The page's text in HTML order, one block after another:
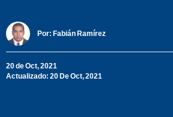
Por: Fabián Ramírez
20 de Oct, 2021
Actualizado: 20 De Oct, 2021